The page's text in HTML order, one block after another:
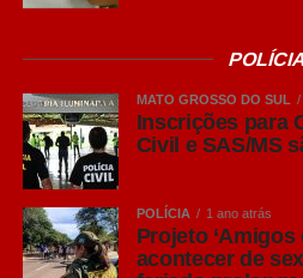
vacina adolescentes acima
anos nesta quarta-feira (18)
A PPP do HRMS, que faz parte
regionalização da atenção
expansão da infraestrutura com
indicadores de saúde,
produtividade com previsão de
POLÍCIA
MATO GROSSO DO SUL
Inscrições para
Civil e SAS/MS
POLÍCIA 1 ano atrás
Projeto ‘Amigos
acontecer de